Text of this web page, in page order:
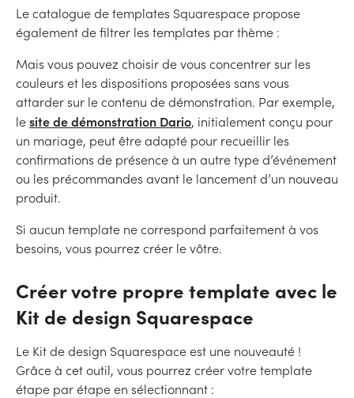
Le catalogue de templates Squarespace propose
également de filtrer les templates par thème :
Mais vous pouvez choisir de vous concentrer sur les
couleurs et les dispositions proposées sans vous
attarder sur le contenu de démonstration. Par exemple,
lesite de démonstration Dario, initialement conçu pour
un mariage, peut être adapté pour recueillir les
confirmations de présence à un autre type d’événement
ou les précommandes avant le lancement d’un nouveau
produit.
Si aucun template ne correspond parfaitement à vos
besoins, vous pourrez créer le vôtre.
Créer votre propre template avec le
Kit de design Squarespace
Le Kit de design Squarespace est une nouveauté !
Grâce à cet outil, vous pourrez créer votre template
étape par étape en sélectionnant :